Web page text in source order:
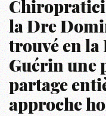
la Dre
trouvé en
Guérin une
partage
approche